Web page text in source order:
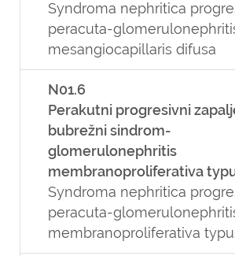
Syndroma nephritica
peracuta-
mesangiocapillaris difusa
N01.6
Perakutni progresivni
bubrežni sindrom-
glomerulonephritis
membranoproliferativa
Syndroma nephritica
peracuta-
membranoproliferativa